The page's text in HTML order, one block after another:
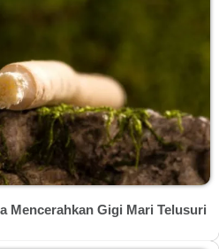
Mencerahkan Gigi Mari Telusuri